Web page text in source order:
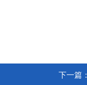
下一篇：